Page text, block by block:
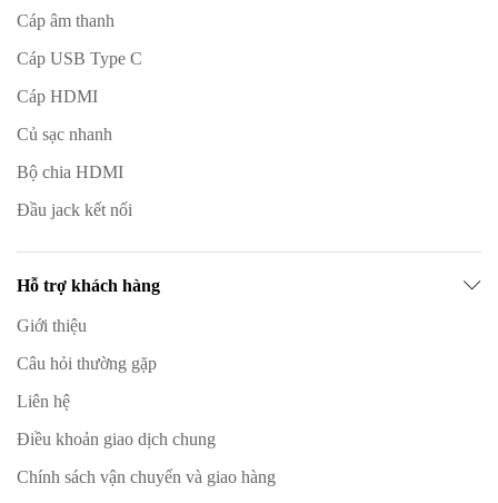
Cáp âm thanh
Cáp USB Type C
Cáp HDMI
Củ sạc nhanh
Bộ chia HDMI
Đầu jack kết nối
Hỗ trợ khách hàng
Giới thiệu
Câu hỏi thường gặp
Liên hệ
Điều khoản giao dịch chung
Chính sách vận chuyển và giao hàng